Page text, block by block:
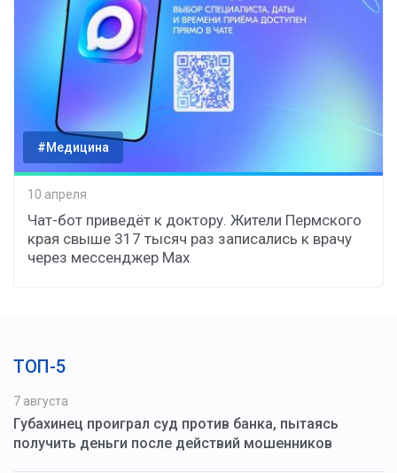
#Медицина
10 апреля
Чат-бот приведёт к доктору. Жители Пермского
края свыше 317 тысяч раз записались к врачу
через мессенджер Мax
ТОП-5
7 августа
Губахинец проиграл суд против банка, пытаясь
получить деньги после действий мошенников